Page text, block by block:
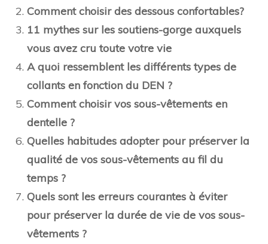
Comment choisir des dessous confortables?
11 mythes sur les soutiens-gorge auxquels
vous avez cru toute votre vie
A quoi ressemblent les différents types de
collants en fonction du DEN ?
Comment choisir vos sous-vêtements en
dentelle ?
Quelles habitudes adopter pour préserver la
qualité de vos sous-vêtements au fil du
temps ?
Quels sont les erreurs courantes à éviter
pour préserver la durée de vie de vos sous-
vêtements ?